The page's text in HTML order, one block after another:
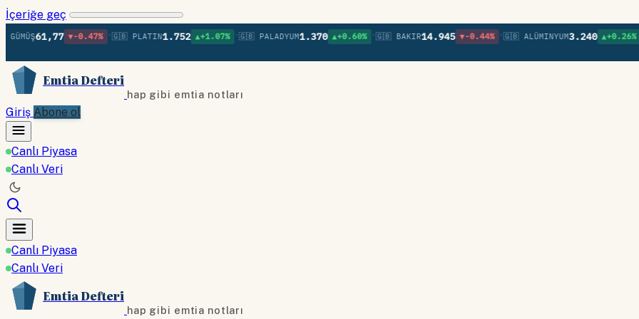
İçeriğe geç
61,77 ▼-0.47% •🇬🇧 PLATIN1.752 ▲+1.07% •🇬🇧 PALADYUM1.370 ▲+0.60% •🇬🇧 BAKIR14.945 ▼-0.44% •🇬🇧 ALÜMINYUM3.240 ▲+0.26% •🇬🇧
Emtia Defteri
hap gibi emtia notları
Giriş Abone ol
Canlı Piyasa
Canlı Veri
Canlı Piyasa
Canlı Veri
Emtia Defteri
hap gibi emtia notları